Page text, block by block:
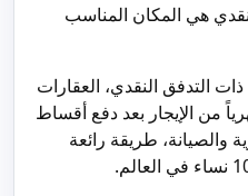
هي المكان المناسب
التدفق النقدي، العقارات
من الإيجار بعد دفع أقساط
والصيانة، طريقة رائعة